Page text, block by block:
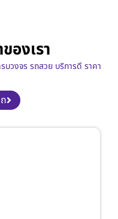
องเรา
วงจร รถสวย บริการดี ราคา